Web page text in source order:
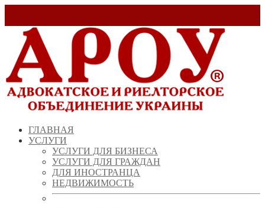
ГЛАВНАЯ
УСЛУГИ
УСЛУГИ ДЛЯ БИЗНЕСА
УСЛУГИ ДЛЯ ГРАЖДАН
ДЛЯ ИНОСТРАНЦА
НЕДВИЖИМОСТЬ